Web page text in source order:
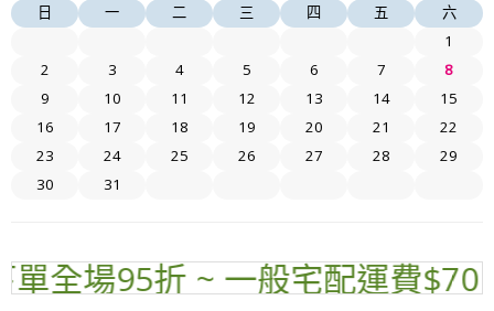
日
一 二 三 四 五
六
1
2
3 4 5 6 7
8
9
10 11 12 13 14
15
16
17 18 19 20 21
22
23
24 25 26 27 28
29
30
31
全場95折 ~ 一般宅配運費$70